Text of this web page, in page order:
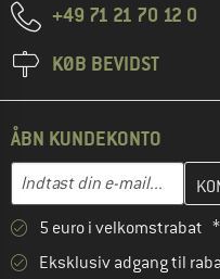
+49 71 21 70 12 0
KØB BEVIDST
ÅBN KUNDEKONTO
E-mail-adresse
Indtast din e-mailadresse
5 euro i velkomstrabat
Eksklusiv adgang til